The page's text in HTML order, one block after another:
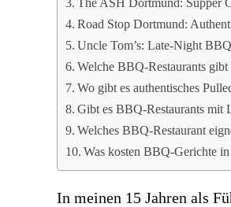
The ASH Dortmund: Supper
Road Stop Dortmund:
Uncle Tom’s: Late-Night
Welche BBQ-Restaurants
Wo gibt es authentisches
Gibt es BBQ-Restaurants mit
Welches BBQ-Restaurant
Was kosten BBQ-Gerichte
In meinen 15 Jahren als